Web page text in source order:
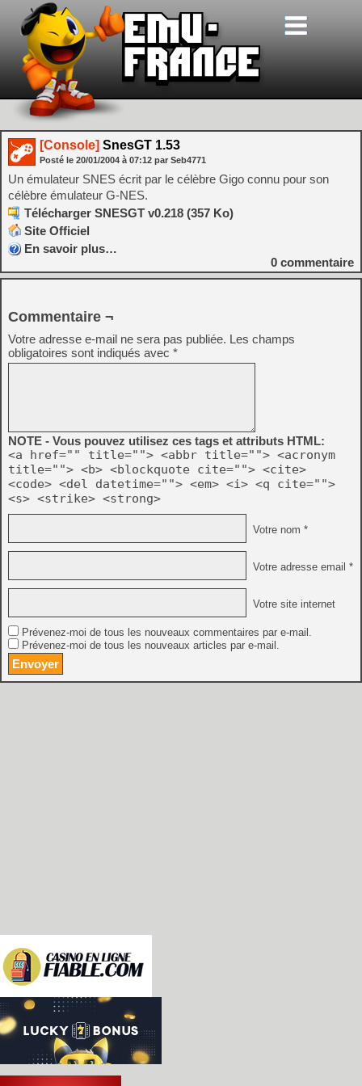
[Console] SnesGT 1.53
Posté le 20/01/2004 à 07:12 par Seb4771
Un émulateur SNES écrit par le célèbre Gigo connu pour son
célèbre émulateur G-NES.
Télécharger SNESGT v0.218 (357 Ko)
Site Officiel
En savoir plus…
0 commentaire
Commentaire ¬
Votre adresse e-mail ne sera pas publiée. Les champs
obligatoires sont indiqués avec *
NOTE - Vous pouvez utilisez ces tags et attributs HTML:
<a href="" title=""> <abbr title=""> <acronym
title=""> <b> <blockquote cite=""> <cite>
<code> <del datetime=""> <em> <i> <q cite="">
<s> <strike> <strong>
Votre nom *
Votre adresse email *
Votre site internet
Prévenez-moi de tous les nouveaux commentaires par e-mail.
Prévenez-moi de tous les nouveaux articles par e-mail.